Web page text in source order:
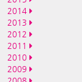
2014
2013
2012
2011
2010
2009